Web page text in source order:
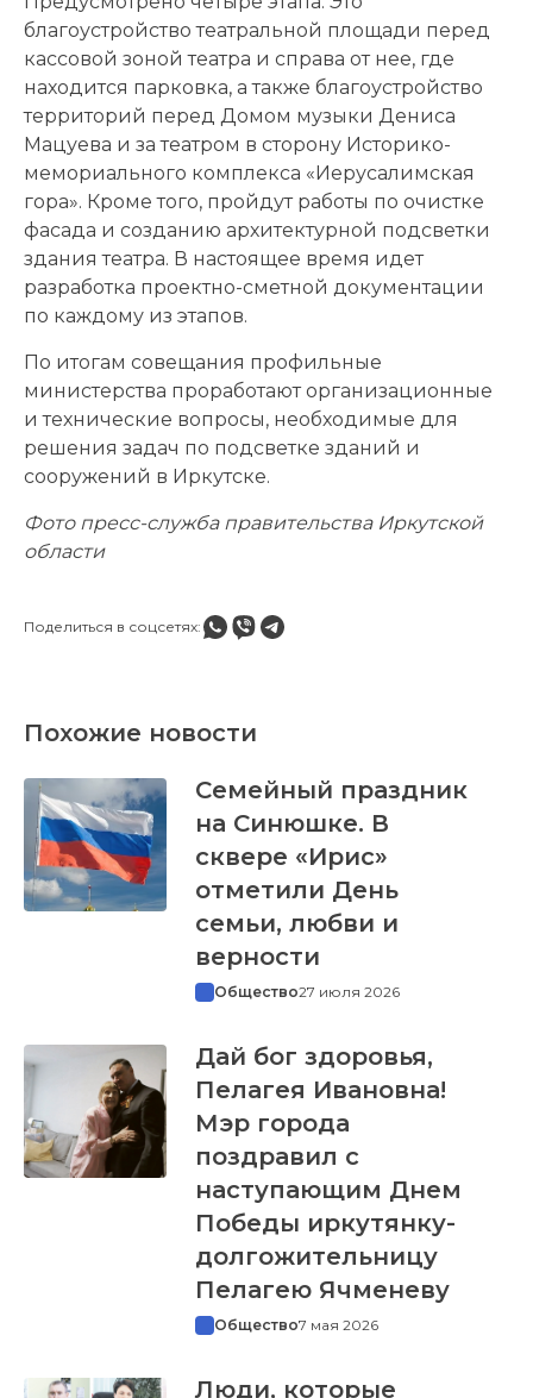
благоустройство театральной площади перед
кассовой зоной театра и справа от нее, где
находится парковка, а также благоустройство
территорий перед Домом музыки Дениса
Мацуева и за театром в сторону Историко-
мемориального комплекса «Иерусалимская
гора». Кроме того, пройдут работы по очистке
фасада и созданию архитектурной подсветки
здания театра. В настоящее время идет
разработка проектно-сметной документации
по каждому из этапов.
По итогам совещания профильные
министерства проработают организационные
и технические вопросы, необходимые для
решения задач по подсветке зданий и
сооружений в Иркутске.
Фото пресс-служба правительства Иркутской
области
Поделиться в соцсетях:
Похожие новости
Семейный праздник
на Синюшке. В
сквере «Ирис»
отметили День
семьи, любви и
верности
Общество27 июля 2026
Дай бог здоровья,
Пелагея Ивановна!
Мэр города
поздравил с
наступающим Днем
Победы иркутянку-
долгожительницу
Пелагею Ячменеву
Общество7 мая 2026
Люди, которые